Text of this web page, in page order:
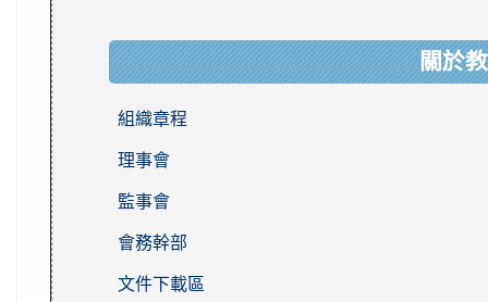
關於
組織章程
理事會
監事會
會務幹部
文件下載區